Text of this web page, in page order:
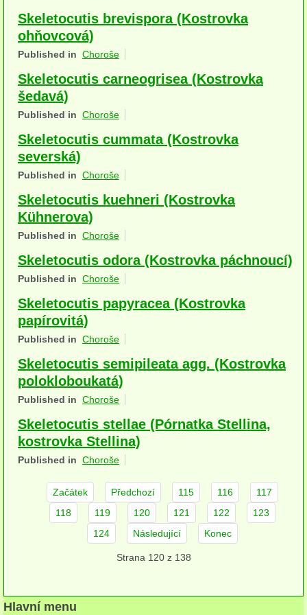
Houby (Fotogalerie)
podle typu plodnic
na dřevě
terestrické saprotrofní
šišky, plody, květy
koprofilní
lichenizované
herbikolní-dvouděložné
herbikolní-kapraďorosty
Perithecia stromatická
Perithecia nestromatická
Rosoly
Kornacovité
jednoleté
Skeletocutis brevispora (Kostrovka
ohňovcová)
Published in Choroše
Skeletocutis carneogrisea (Kostrovka
šedavá)
Published in Choroše
Skeletocutis cummata (Kostrovka
severská)
Published in Choroše
Skeletocutis kuehneri (Kostrovka
Kühnerova)
Published in Choroše
Skeletocutis odora (Kostrovka páchnoucí)
Published in Choroše
Skeletocutis papyracea (Kostrovka
papírovitá)
Published in Choroše
Skeletocutis semipileata agg. (Kostrovka
polokloboukatá)
Published in Choroše
Skeletocutis stellae (Pórnatka Stellina,
kostrovka Stellina)
Published in Choroše
Začátek Předchozí 115 116
117
118
119 120 121 122
123
124
Následující Konec
Strana 120 z 138
Hlavní menu